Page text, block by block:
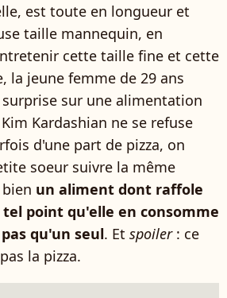
est toute en longueur et
taille mannequin, en
cette taille fine et cette
la jeune femme de 29 ans
sur une alimentation
Kardashian ne se refuse
d'une part de pizza, on
soeur suivre la même
un aliment dont raffole
tel point qu'elle en consomme
qu'un seul. Et spoiler: ce
la pizza.